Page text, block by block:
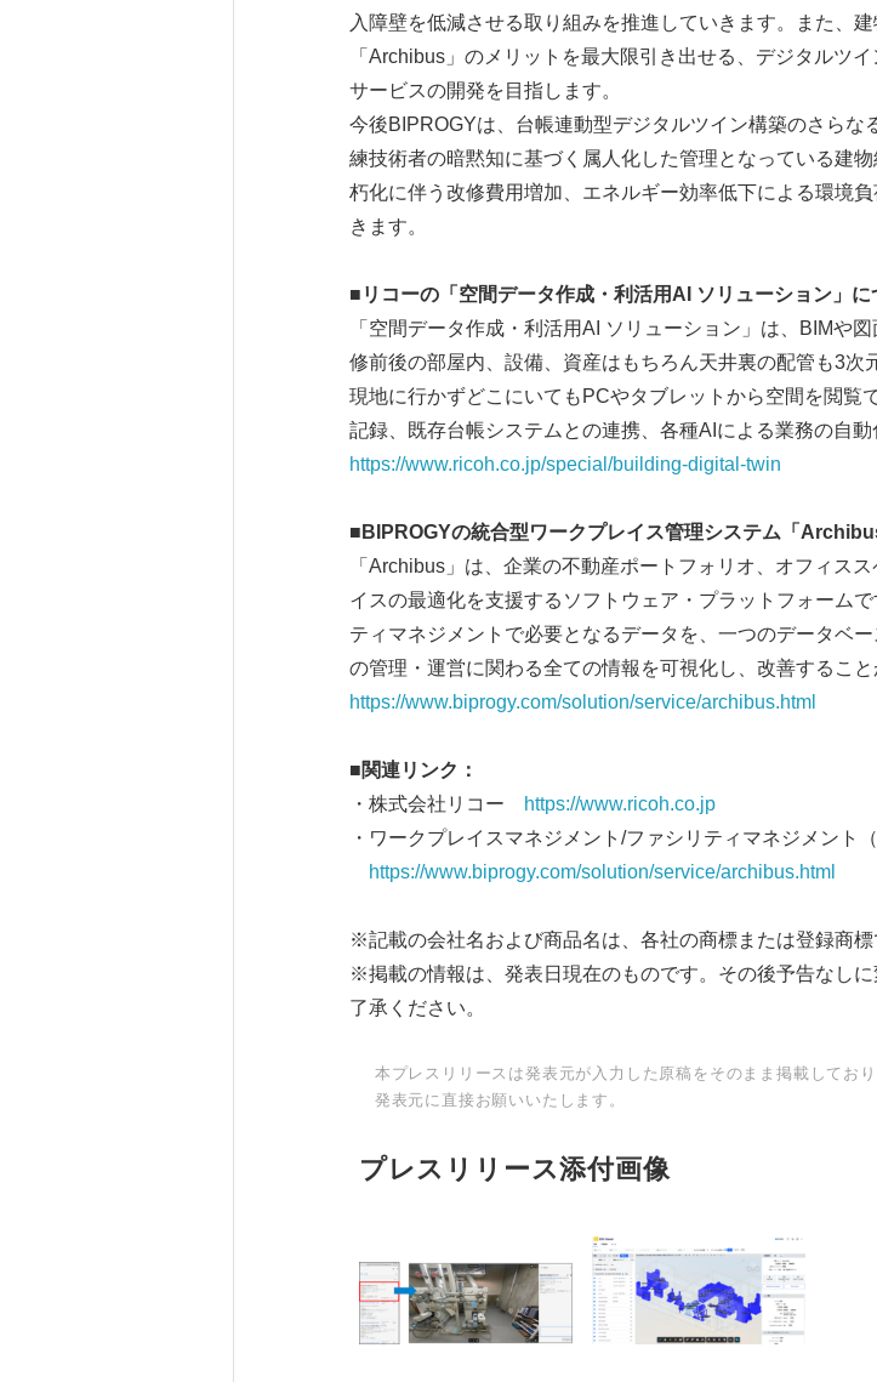
入障壁を低減させる取り組みを推進していきます。また、
「Archibus」のメリットを最大限引き出せる、デジタルツ
サービスの開発を目指します。
今後BIPROGYは、台帳連動型デジタルツイン構築のさら
練技術者の暗黙知に基づく属人化した管理となっている建
朽化に伴う改修費用増加、エネルギー効率低下による環境
きます。
■ リコーの「空間データ作成・利活用 AI
ソリューション」
「空間データ作成・利活用AI ソリューション」は、BIMや
修前後の部屋内、設備、資産はもちろん天井裏の配管も3次
現地に行かずどこにいてもPCやタブレットから空間を閲覧
記録、既存台帳システムとの連携、各種AIによる業務の自動
https://www.ricoh.co.jp/special/building-digital-twin
■ BIPROGYの統合型ワークプレイス管理システム「
「Archibus」は、企業の不動産ポートフォリオ、オフィス
イスの最適化を支援するソフトウェア・プラットフォーム
ティマネジメントで必要となるデータを、一つのデータベ
の管理・運営に関わる全ての情報を可視化し、改善すること
https://www.biprogy.com/solution/service/archibus.html
■関連リンク：
・株式会社リコー
https://www.ricoh.co.jp
・ワークプレイスマネジメント/ファシリティマネジメント
https://www.biprogy.com/solution/service/archibus.html
※記載の会社名および商品名は、各社の商標または登録商標
※掲載の情報は、発表日現在のものです。その後予告なし
了承ください。
本プレスリリースは発表元が入力した原稿をそのまま掲載してお
発表元に直接お願いいたします。
プレスリリース添付画像
English